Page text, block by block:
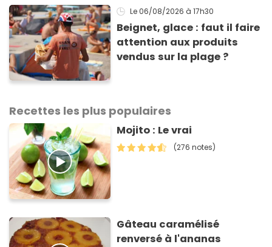
Le 06/08/2026 à 17h30
Beignet, glace : faut il faire
attention aux produits
vendus sur la plage ?
Recettes les plus populaires
Mojito : Le vrai
(276 notes)
Gâteau caramélisé
renversé à l'ananas